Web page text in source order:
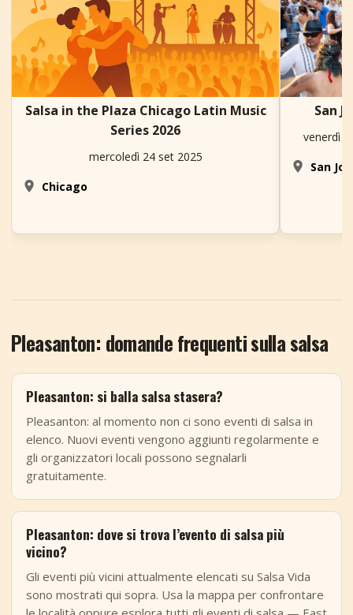
Salsa in the Plaza Chicago Latin Music
Series 2026
mercoledì 24 set 2025
Chicago
San
venerdì
San
Pleasanton: domande frequenti sulla salsa
Pleasanton: si balla salsa stasera?
Pleasanton: al momento non ci sono eventi di salsa in
elenco. Nuovi eventi vengono aggiunti regolarmente e
gli organizzatori locali possono segnalarli
gratuitamente.
Pleasanton: dove si trova l’evento di salsa più
vicino?
Gli eventi più vicini attualmente elencati su Salsa Vida
sono mostrati qui sopra. Usa la mappa per confrontare